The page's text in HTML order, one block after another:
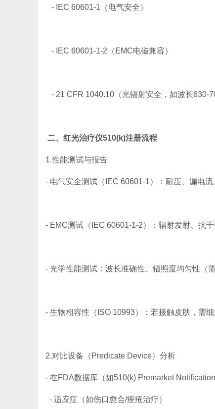
- IEC 60601-1（电气安全）
- IEC 60601-1-2（EMC电磁兼容）
- 21 CFR 1040.10（光辐射安全，如波长630-
二、红光治疗仪510(k)注册流程
1.性能测试与报告
- 电气安全测试（IEC 60601-1）：耐压、漏电
- EMC测试（IEC 60601-1-2）：辐射发射、抗
- 光学性能测试：波长准确性、辐照度均匀性（
- 生物相容性（ISO 10993）：若接触皮肤，需
2.对比设备（Predicate Device）分析
- 在FDA数据库（如510(k) Premarket
- 适应症（如伤口愈合/痤疮治疗）